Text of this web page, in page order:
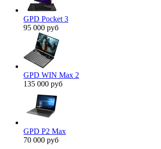
GPD Pocket 3
95 000 руб
GPD WIN Max 2
135 000 руб
GPD P2 Max
70 000 руб